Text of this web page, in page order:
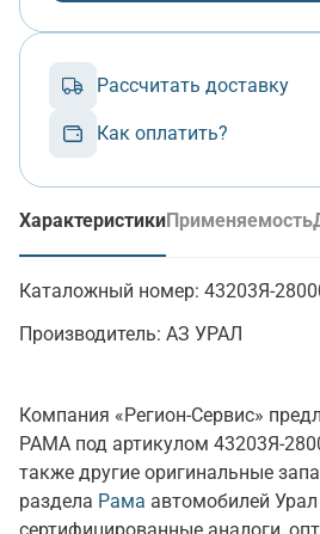
Рассчитать доставку
Как оплатить?
Характеристики
(активная вкладка)
Применяемость
Каталожный номер: 43203Я-
Производитель: АЗ УРАЛ
Компания «Регион-Сервис»
РАМА под артикулом 43203Я-
также другие оригинальные
раздела Рама автомобилей Урал